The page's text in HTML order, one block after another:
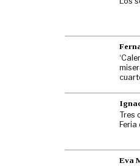
Tres
Feria
Eva